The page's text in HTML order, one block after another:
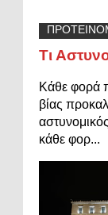
Τι
Κάθε φορά
βίας
κάθε φορ...